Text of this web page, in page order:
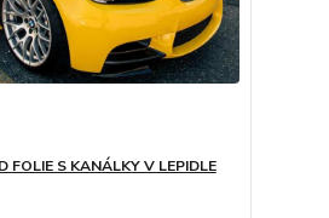
FOLIE S KANÁLKY V LEPIDLE